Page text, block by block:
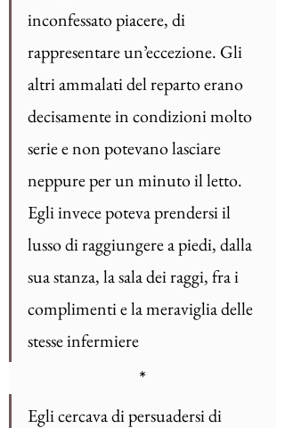
inconfessato piacere, di
rappresentare un’eccezione. Gli
altri ammalati del reparto erano
decisamente in condizioni molto
serie e non potevano lasciare
neppure per un minuto il letto.
Egli invece poteva prendersi il
lusso di raggiungere a piedi, dalla
sua stanza, la sala dei raggi, fra i
complimenti e la meraviglia delle
stesse infermiere
*
Egli cercava di persuadersi di